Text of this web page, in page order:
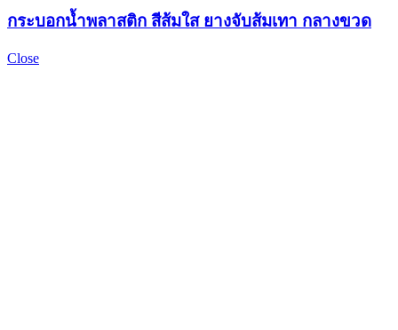
กระบอกน้ำพลาสติก สีส้มใส ยางจับส้มเทา กลางขวด
Close